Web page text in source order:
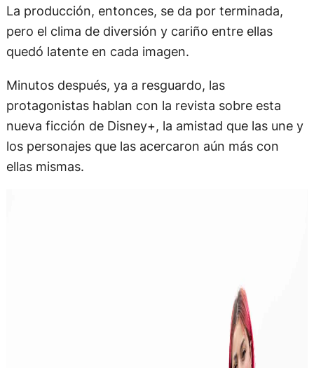
La producción, entonces, se da por terminada,
pero el clima de diversión y cariño entre ellas
quedó latente en cada imagen.
Minutos después, ya a resguardo, las
protagonistas hablan con la revista sobre esta
nueva ficción de Disney+, la amistad que las une y
los personajes que las acercaron aún más con
ellas mismas.